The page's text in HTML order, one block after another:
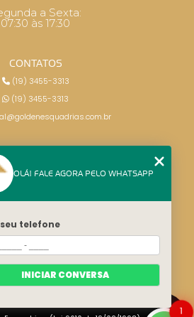
a Sexta:
07:30 às 17:30
CONTATOS
(19) 3455-3313
(19) 3455-3313
HOME
CONTATO
CATEGORIAS
MAPA DO SITE
1
OLÁ! FALE AGORA PELO WHATSAPP
telefone
INICIAR CONVERSA